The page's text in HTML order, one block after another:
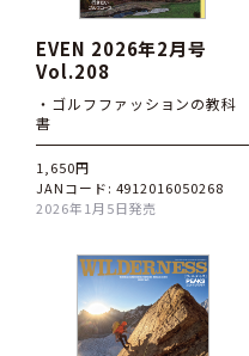
EVEN 2026年2月号
Vol.208
・ゴルフファッションの教科
書
1,650円
JANコード: 4912016050268
2026年1月5日発売